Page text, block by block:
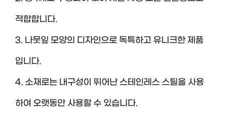
적합합니다.
3. 나뭇잎 모양의 디자인으로 독특하고 유니크한 제품
입니다.
4. 소재로는 내구성이 뛰어난 스테인레스 스틸을 사용
하여 오랫동안 사용할 수 있습니다.